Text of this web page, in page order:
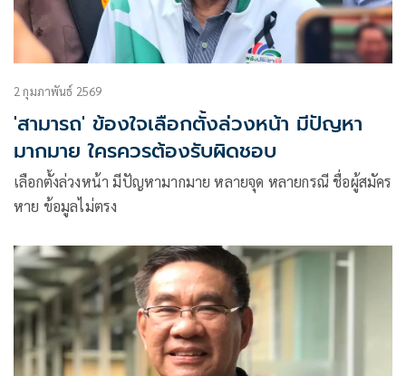
2 กุมภาพันธ์ 2569
'สามารถ' ข้องใจเลือกตั้งล่วงหน้า มีปัญหา
มากมาย ใครควรต้องรับผิดชอบ
เลือกตั้งล่วงหน้า มีปัญหามากมาย หลายจุด หลายกรณี ชื่อผู้สมัคร
หาย ข้อมูลไม่ตรง